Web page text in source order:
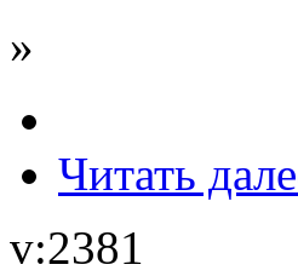
»
Читать
v:2381